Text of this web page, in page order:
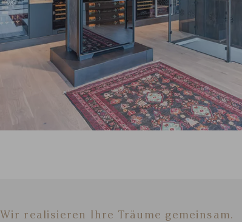
Wir realisieren Ihre Träume gemeinsam.